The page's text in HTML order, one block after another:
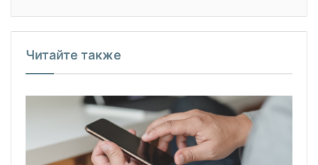
Читайте также